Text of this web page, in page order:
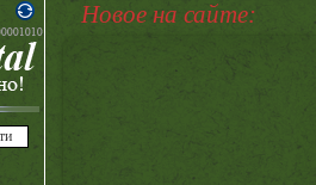
Новое на сайте: